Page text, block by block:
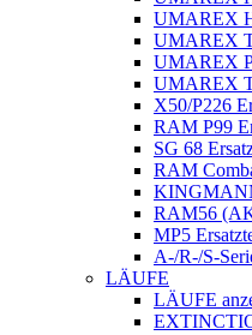
UMAREX
UMAREX
UMAREX
UMAREX
X50/P226
RAM P99
SG 68
RAM
RAM56
MP5
A-/R-/S-
LÄUFE
LÄUFE